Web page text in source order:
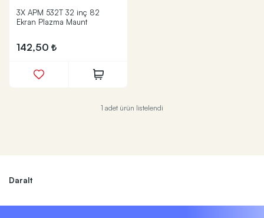
3X APM 532T 32 inç 82
Ekran Plazma Maunt
142,50
1 adet ürün listelendi
Daralt